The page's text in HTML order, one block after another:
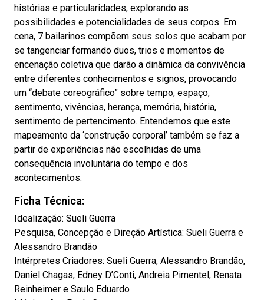
histórias e particularidades, explorando as
possibilidades e potencialidades de seus corpos. Em
cena, 7 bailarinos compõem seus solos que acabam por
se tangenciar formando duos, trios e momentos de
encenação coletiva que darão a dinâmica da convivência
entre diferentes conhecimentos e signos, provocando
um “debate coreográfico” sobre tempo, espaço,
sentimento, vivências, herança, memória, história,
sentimento de pertencimento. Entendemos que este
mapeamento da ‘construção corporal’ também se faz a
partir de experiências não escolhidas de uma
consequência involuntária do tempo e dos
acontecimentos.
Ficha Técnica:
Idealização: Sueli Guerra
Pesquisa, Concepção e Direção Artística: Sueli Guerra e
Alessandro Brandão
Intérpretes Criadores: Sueli Guerra, Alessandro Brandão,
Daniel Chagas, Edney D’Conti, Andreia Pimentel, Renata
Reinheimer e Saulo Eduardo